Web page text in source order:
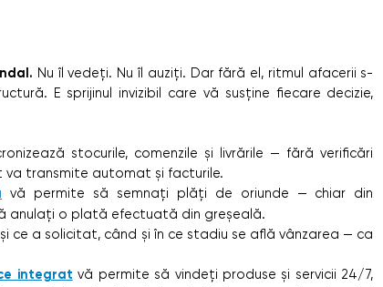
Nu îl vedeți. Nu îl auziți. Dar fără el, ritmul afacerii s-
E sprijinul invizibil care vă susține fiecare decizie,
stocurile, comenzile și livrările — fără verificări
va transmite automat și facturile.
vă permite să semnați plăți de oriunde — chiar din
anulați o plată efectuată din greșeală.
ce a solicitat, când și în ce stadiu se află vânzarea — ca
integrat vă permite să vindeți produse și servicii 24/7,